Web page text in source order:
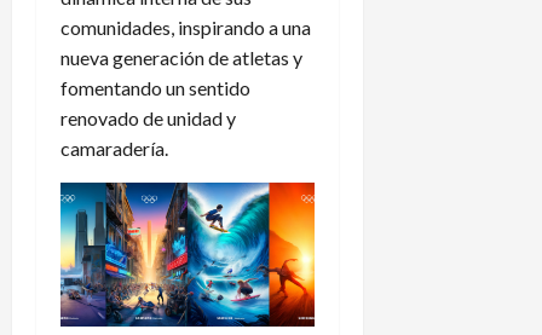
comunidades, inspirando a una
nueva generación de atletas y
fomentando un sentido
renovado de unidad y
camaradería.